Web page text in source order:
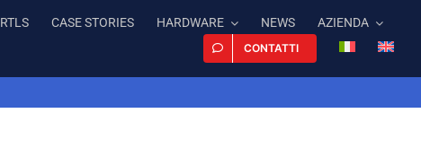
RTLS CASE STORIES HARDWARE NEWS AZIENDA
CONTATTI